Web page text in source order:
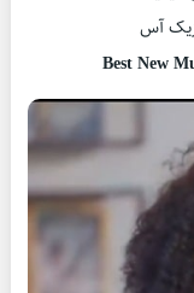
آس
Best New